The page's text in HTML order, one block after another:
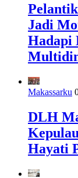
Jadi
Hadapi
Makassarku
DLH
Hayati